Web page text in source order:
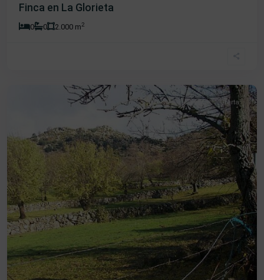
Finca en La Glorieta
0 0 2.000 m2
Venta Oferta